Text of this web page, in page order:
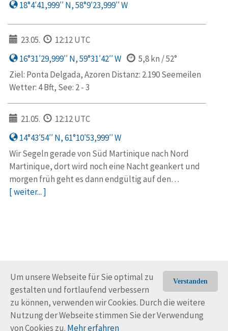
Verstanden
Um unsere Webseite für Sie optimal zu
gestalten und fortlaufend verbessern
zu können, verwenden wir Cookies. Durch die weitere
Nutzung der Webseite stimmen Sie der Verwendung
von Cookies zu. Mehr erfahren
18°4′41,999′′ N, 58°9′23,999′′ W
23.05.
12:12 UTC
16°31′29,999′′ N, 59°31′42′′ W
5,8 kn / 52°
Ziel: Ponta Delgada, Azoren Distanz: 2.190 Seemeilen
Wetter: 4 Bft, See: 2 - 3
21.05.
12:12 UTC
14°43′54′′ N, 61°10′53,999′′ W
Wir Segeln gerade von Süd Martinique nach Nord
Martinique, dort wird noch eine Nacht geankert und
morgen früh geht es dann endgültig auf den…
[ weiter... ]
© Trans-Ocean e.V. 2010-2026 Impressum
Nutzungsbedingungen
Rechtliche Hinweise